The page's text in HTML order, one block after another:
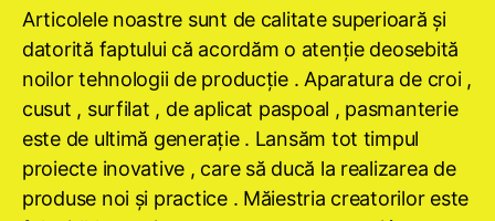
Articolele noastre sunt de calitate superioară şi
datorită faptului că acordăm o atenţie deosebită
noilor tehnologii de producţie . Aparatura de croi ,
cusut , surfilat , de aplicat paspoal , pasmanterie
este de ultimă generaţie . Lansăm tot timpul
proiecte inovative , care să ducă la realizarea de
produse noi şi practice . Măiestria creatorilor este